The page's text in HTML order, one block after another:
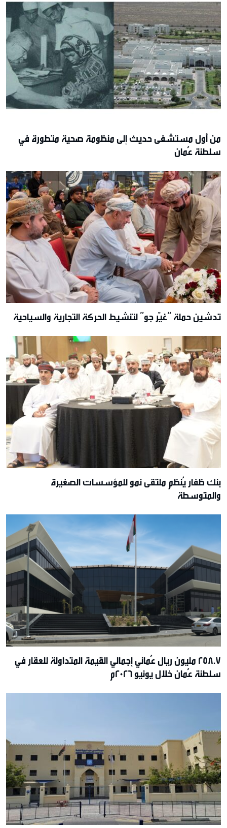
من أول مستشفى حديث إلى منظومة صحية متطورة في
سلطنة عُمان
تدشين حملة “غيّر جو” لتنشيط الحركة التجارية والسياحية
بنك ظفار يُنظم ملتقى نمو للمؤسسات الصغيرة
والمتوسطة
258.7 مليون ريال عُماني إجمالي القيمة المتداولة للعقار في
سلطنة عُمان خلال يونيو 2026م